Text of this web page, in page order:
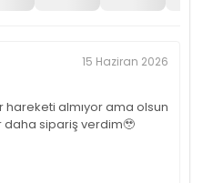
15 Haziran 2026
hareketi almıyor ama olsun
daha sipariş verdim🥹